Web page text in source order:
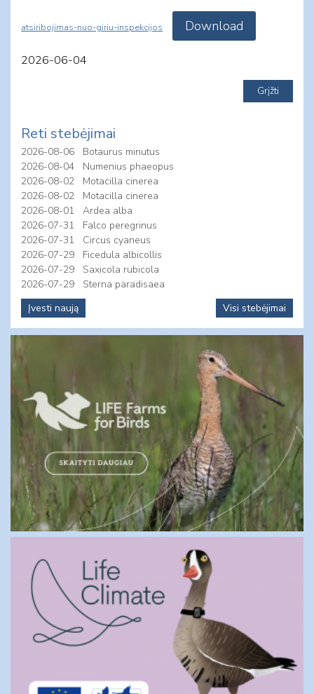
atsiribojimas-nuo-giriu-inspekcijos Download
2026-06-04
Reti stebėjimai
2026-08-06
Botaurus minutus
2026-08-04
Numenius phaeopus
2026-08-02
Motacilla cinerea
2026-08-02
Motacilla cinerea
2026-08-01
Ardea alba
2026-07-31
Falco peregrinus
2026-07-31
Circus cyaneus
2026-07-29
Ficedula albicollis
2026-07-29
Saxicola rubicola
2026-07-29
Sterna paradisaea
Įvesti naują
Visi stebėjimai